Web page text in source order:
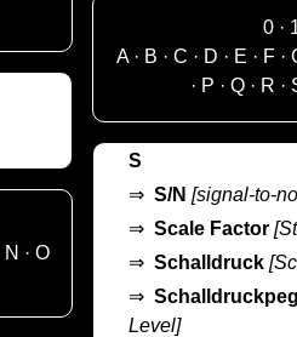
N · O
0 ·
A· B · C · D · E · F·
· P ·Q · R ·
S
⇒S/N [signal-to-
⇒Scale Factor
⇒Schalldruck
⇒
Level]